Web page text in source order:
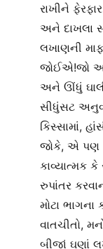
રાખીને
અને દાખલા
લખાણની
જોઈએ!જો
અને ઊંધું
સીધુંસટ
કિસ્સામાં,
જોકે, એ પણ
કાવ્યાત્મક
રુપાંતર
મોટા ભાગના
વાતચીતો,
બીજાં ઘણાં